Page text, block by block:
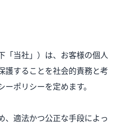
「当社」）は、お客様の個人
護することを社会的責務と考
ポリシーを定めます。
、適法かつ公正な手段によっ